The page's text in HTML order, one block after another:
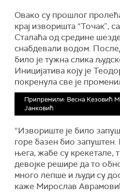
Овако су прошлог
крај изворишта “Точак”,
Сталаћа од средине
снабдевали водом.
било је тужна слика
Иницијатива коју је
покренула све је
Припремили: Весна Кезовић
Јанковић
“Извориште је било
горе базен био
њега, жабе су крекетале,
девојке решире да то
много лепше и људи су
каже Мирослав